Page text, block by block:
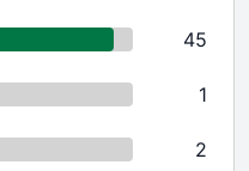
45
1
2